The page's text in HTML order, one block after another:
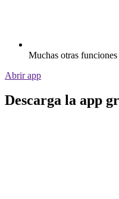
Muchas otras
Abrir app
Descarga la app